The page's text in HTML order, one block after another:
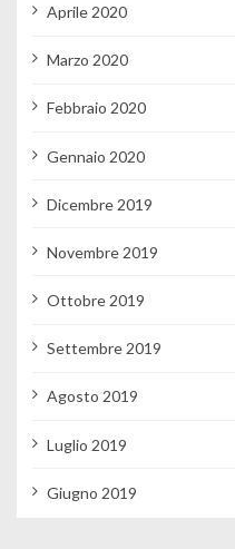
Aprile 2020
Marzo 2020
Febbraio 2020
Gennaio 2020
Dicembre 2019
Novembre 2019
Ottobre 2019
Settembre 2019
Agosto 2019
Luglio 2019
Giugno 2019